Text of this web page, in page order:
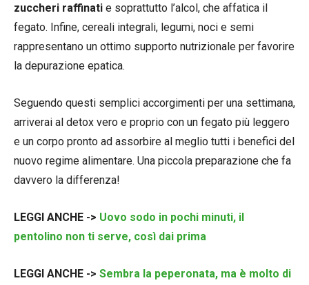
zuccheri raffinati e soprattutto l’alcol, che affatica il
fegato. Infine, cereali integrali, legumi, noci e semi
rappresentano un ottimo supporto nutrizionale per favorire
la depurazione epatica.
Seguendo questi semplici accorgimenti per una settimana,
arriverai al detox vero e proprio con un fegato più leggero
e un corpo pronto ad assorbire al meglio tutti i benefici del
nuovo regime alimentare. Una piccola preparazione che fa
davvero la differenza!
LEGGI ANCHE -> Uovo sodo in pochi minuti, il
pentolino non ti serve, così dai prima
LEGGI ANCHE -> Sembra la peperonata, ma è molto di